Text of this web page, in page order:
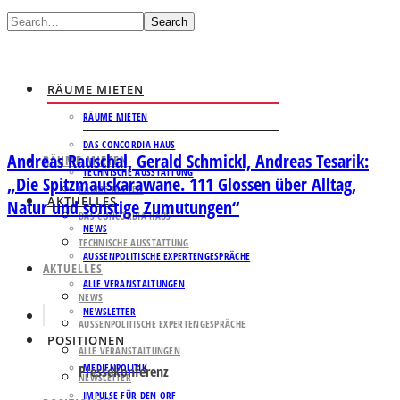
Search
RÄUME MIETEN
RÄUME MIETEN
DAS CONCORDIA HAUS
TECHNISCHE AUSSTATTUNG
AKTUELLES
NEWS
AUSSENPOLITISCHE EXPERTENGESPRÄCHE
ALLE VERANSTALTUNGEN
NEWSLETTER
POSITIONEN
MEDIENPOLITIK
IMPULSE FÜR DEN ORF
RÄUME MIETEN
RÄUME MIETEN
DAS CONCORDIA HAUS
TECHNISCHE AUSSTATTUNG
AKTUELLES
NEWS
AUSSENPOLITISCHE EXPERTENGESPRÄCHE
ALLE VERANSTALTUNGEN
NEWSLETTER
Andreas Rauschal, Gerald Schmickl, Andreas Tesarik:
„Die Spitzmauskarawane. 111 Glossen über Alltag,
Natur und sonstige Zumutungen“
Pressekonferenz